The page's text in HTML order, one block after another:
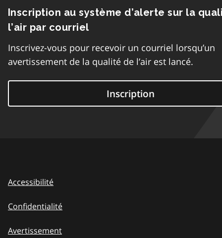
Inscription au système d’alerte sur la
l’air par courriel
Inscrivez-vous pour recevoir un courriel lorsqu’un
avertissement de la qualité de l’air est lancé.
Inscription
Accessibilité
Confidentialité
Avertissement